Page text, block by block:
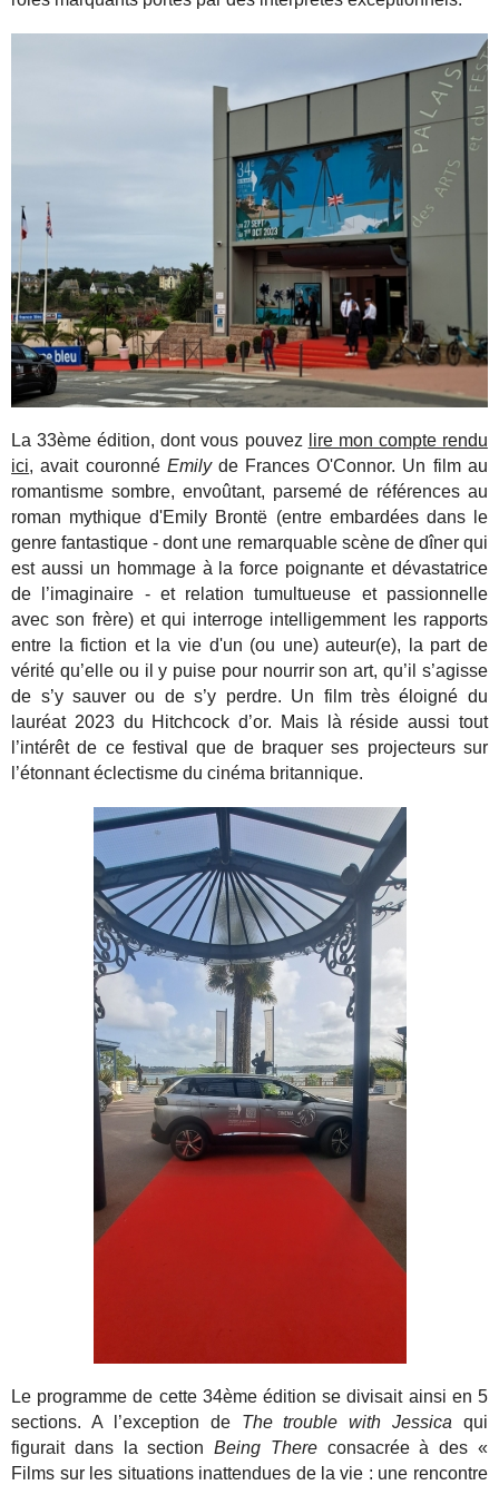
La 33ème édition, dont vous pouvez
lire mon compte rendu
ici, avait couronné Emilyde Frances O'Connor. Un film au
romantisme sombre, envoûtant, parsemé de références au
roman mythique d'Emily Brontë (entre embardées dans le
genre fantastique - dont une remarquable scène de dîner qui
est aussi un hommage à la force poignante et dévastatrice
de l’imaginaire - et relation tumultueuse et passionnelle
avec son frère) et qui interroge intelligemment les rapports
entre la fiction et la vie d'un (ou une) auteur(e), la part de
vérité qu’elle ou il y puise pour nourrir son art, qu’il s’agisse
de s’y sauver ou de s’y perdre. Un film très éloigné du
lauréat 2023 du Hitchcock d’or. Mais là réside aussi tout
l’intérêt de ce festival que de braquer ses projecteurs sur
l’étonnant éclectisme du cinéma britannique.
Le programme de cette 34ème édition se divisait ainsi en 5
sections. A l’exception de The trouble with Jessica qui
figurait dans la sectionBeing Thereconsacrée à des «
Films sur les situations inattendues de la vie : une rencontre